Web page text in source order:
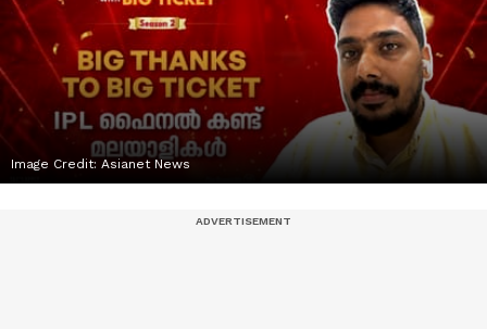
Image Credit: Asianet News